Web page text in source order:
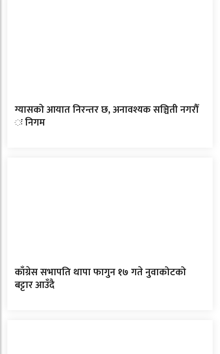
ग्यासको आयात निरन्तर छ, अनावश्यक सञ्चिती नगरौँ
ः निगम
काँग्रेस सभापति थापा फागुन १७ गते नुवाकोटको
बट्टार आउँदै